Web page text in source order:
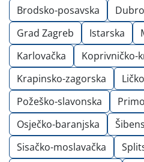
Brodsko-posavska
Grad Zagreb
Istarska
Karlovačka
Koprivničko-
Krapinsko-zagorska
Požeško-slavonska
Osječko-baranjska
Sisačko-moslavačka